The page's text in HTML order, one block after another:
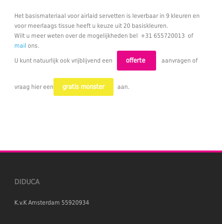
Het basismateriaal voor airlaid servetten is leverbaar in 9 kleuren en
voor meerlaags tissue heeft u keuze uit 20 basiskleuren.
Wilt u meer weten over de mogelijkheden bel +31 655720013 of
mail ons.
U kunt natuurlijk ook vrijblijvend een offerte aanvragen of
vraag hier een gratis monster aan.
DIDUCA
K.v.K Amsterdam 55920934